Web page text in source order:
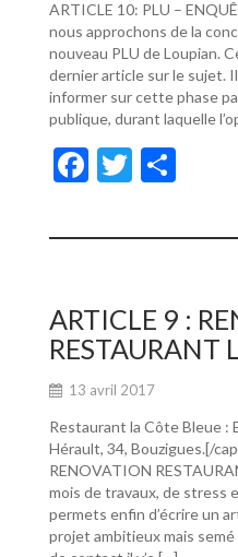
ARTICLE 10: PLU –
nous approchons de la
nouveau PLU de Loupian.
dernier article sur le sujet.
informer sur cette phase
publique, durant laquelle
F
e
o
o
k
T
itt ta
er
ARTICLE 9 :
RESTAURANT
13 avril 2017
Restaurant la Côte Bleue :
Hérault, 34, Bouzigues.[/
RENOVATION
mois de travaux, de stress
permets enfin d’écrire un
projet ambitieux mais